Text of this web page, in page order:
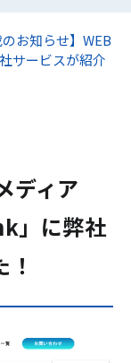
のお知らせ】WEB
サービスが紹介
ディア
」に弊社